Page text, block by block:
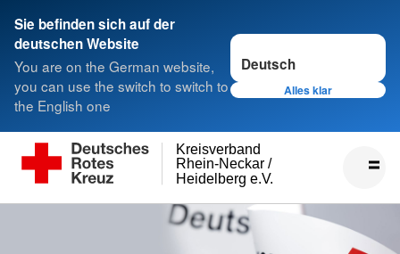
Sie befinden sich auf der
deutschen Website
You are on the German website,
you can use the switch to switch to
the English one
Sprache wechseln zu
Alles klar
Heidelberg e.V.
Rhein-Neckar /
Kreisverband